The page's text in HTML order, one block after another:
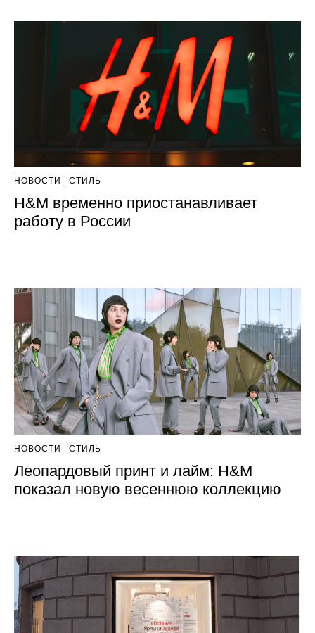
НОВОСТИ СТИЛЬ
H&M временно приостанавливает
работу в России
НОВОСТИ СТИЛЬ
Леопардовый принт и лайм: H&M
показал новую весеннюю коллекцию